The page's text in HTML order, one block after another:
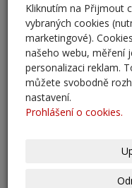
Zápis 2026 - výsledky
23. 2. 2026
Zápis 2026
14. 1. 2026
Kliknutím na Přijmout
vybraných cookies
marketingové).
našeho webu, měření
personalizaci reklam.
můžete svobodně
nastavení.
Prohlášení o cookies.